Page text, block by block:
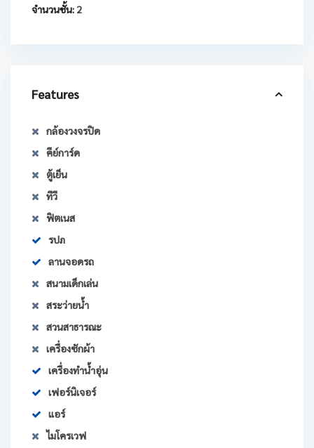
จำนวนชั้น: 2
Features
กล้องวงจรปิด
คีย์การ์ด
ตู้เย็น
ทีวี
ฟิตเนส
รปภ
ลานจอดรถ
สนามเด็กเล่น
สระว่ายน้ำ
สวนสาธารณะ
เครื่องซักผ้า
เครื่องทำน้ำอุ่น
เฟอร์นิเจอร์
แอร์
ไมโครเวฟ